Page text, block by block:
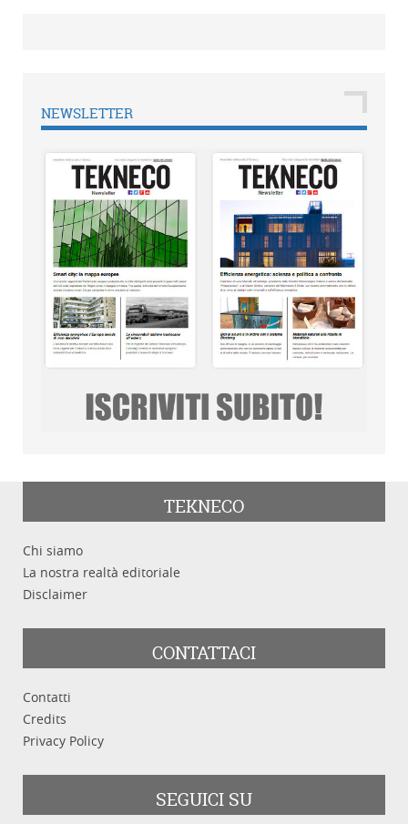
NEWSLETTER
TEKNECO
Chi siamo
La nostra realtà editoriale
Disclaimer
CONTATTACI
Contatti
Credits
Privacy Policy
SEGUICI SU